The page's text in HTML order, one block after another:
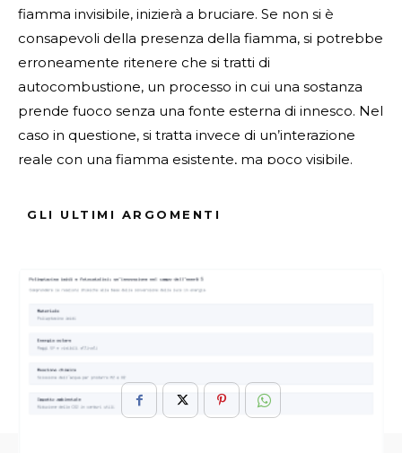
fiamma invisibile, inizierà a bruciare. Se non si è
consapevoli della presenza della fiamma, si potrebbe
erroneamente ritenere che si tratti di
autocombustione, un processo in cui una sostanza
prende fuoco senza una fonte esterna di innesco. Nel
caso in questione, si tratta invece di un’interazione
reale con una fiamma esistente, ma poco visibile.
Fonte Verificata
ARGOMENTI :
Dietro
GLI ULTIMI ARGOMENTI